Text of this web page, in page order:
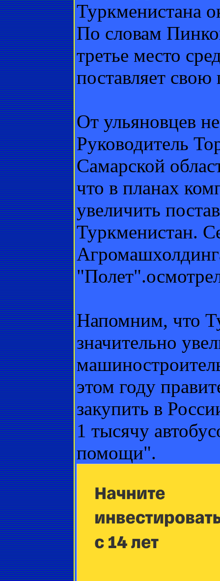
Туркменистана
По словам
третье место
поставляет
От ульяновцев
Руководитель
Самарской
что в планах
увеличить
Туркменистан.
Напомним, что
значительно
этом году
закупить в
1 тысячу
помощи".